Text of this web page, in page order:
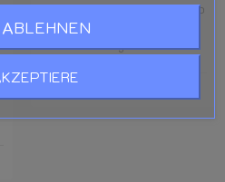
daran, unsere Preise für Sie so
niedrig und die Rabatte so
hoch wie möglich zu halten.